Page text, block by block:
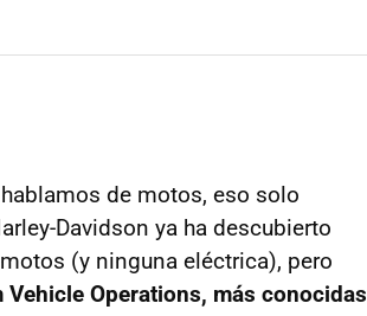
de motos, eso solo
Davidson ya ha descubierto
(y ninguna eléctrica), pero
Vehicle Operations, más conocidas